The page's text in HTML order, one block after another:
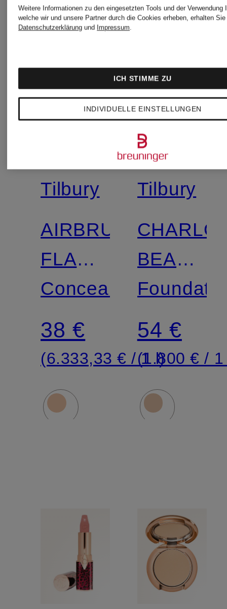
+Geschenk
Zertifiziert
Charlotte
Tilbury
AIRBRUSH
FLAWLESS
BLUR
CONCEALER
Concealer
38 €
(6.333,33 € / 1 l)
+Geschenk
Zertifiziert
Charlotte
Tilbury
SKIN
54 €
(1.800 € /
Weitere Informationen zu den eingesetzten Tools und der Verwendung
welche wir und unsere Partner durch die Cookies erheben, erhalten
Datenschutzerklärung und Impressum.
INDIVIDUELLE EINSTELLUNGEN
ICH STIMME ZU